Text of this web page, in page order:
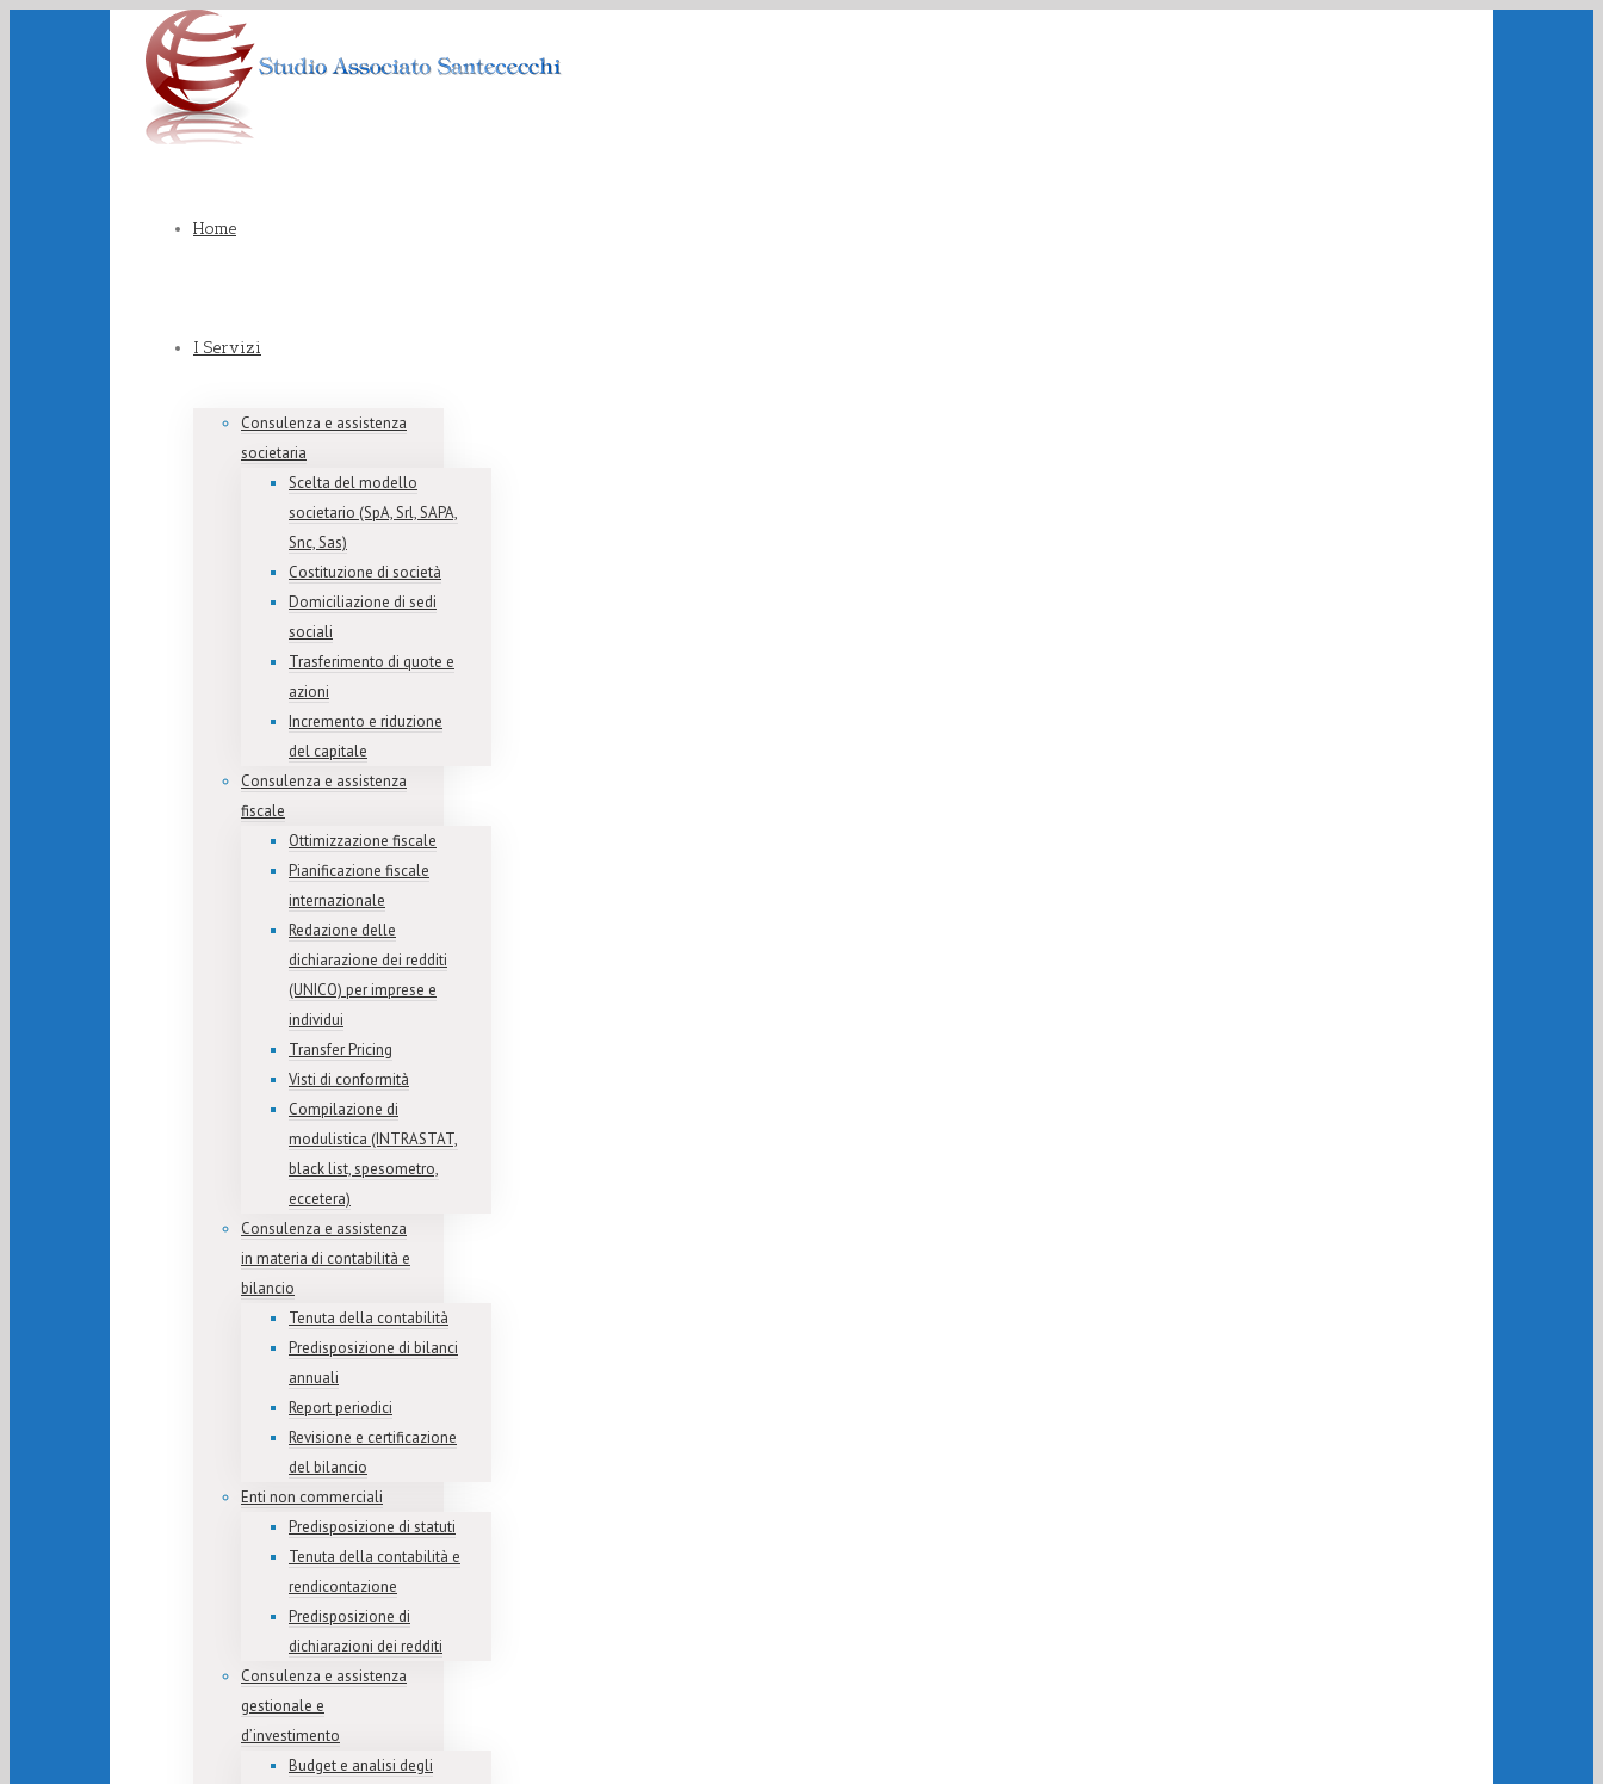
Home
I Servizi
Consulenza e assistenza
societaria
Scelta del modello
societario (SpA, Srl, SAPA,
Snc, Sas)
Costituzione di società
Domiciliazione di sedi
sociali
Trasferimento di quote e
azioni
Incremento e riduzione
del capitale
Consulenza e assistenza
fiscale
Ottimizzazione fiscale
Pianificazione fiscale
internazionale
Redazione delle
dichiarazione dei redditi
(UNICO) per imprese e
individui
Transfer Pricing
Visti di conformità
Compilazione di
modulistica (INTRASTAT,
black list, spesometro,
eccetera)
Consulenza e assistenza
in materia di contabilità e
bilancio
Tenuta della contabilità
Predisposizione di bilanci
annuali
Report periodici
Revisione e certificazione
del bilancio
Enti non commerciali
Predisposizione di statuti
Tenuta della contabilità e
rendicontazione
Predisposizione di
dichiarazioni dei redditi
Consulenza e assistenza
gestionale e
d’investimento
Budget e analisi degli